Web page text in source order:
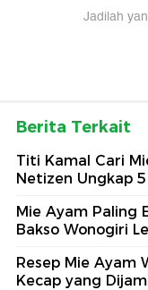
Jadilah
Berita Terkait
Titi Kamal Cari
Netizen Ungkap
Mie Ayam Paling
Bakso Wonogiri
Resep Mie Ayam
Kecap yang